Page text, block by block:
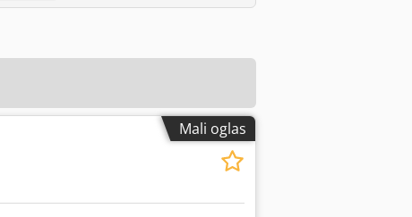
Mali oglas